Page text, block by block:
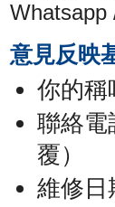
Whatsapp
意見反映
你的稱
聯絡電
覆）
維修日